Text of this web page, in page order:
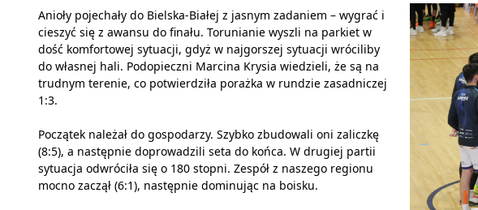
Anioły pojechały do Bielska-Białej z jasnym zadaniem – wygrać i
cieszyć się z awansu do finału. Torunianie wyszli na parkiet w
dość komfortowej sytuacji, gdyż w najgorszej sytuacji wróciliby
do własnej hali. Podopieczni Marcina Krysia wiedzieli, że są na
trudnym terenie, co potwierdziła porażka w rundzie zasadniczej
1:3.
Początek należał do gospodarzy. Szybko zbudowali oni zaliczkę
(8:5), a następnie doprowadzili seta do końca. W drugiej partii
sytuacja odwróciła się o 180 stopni. Zespół z naszego regionu
mocno zaczął (6:1), następnie dominując na boisku.